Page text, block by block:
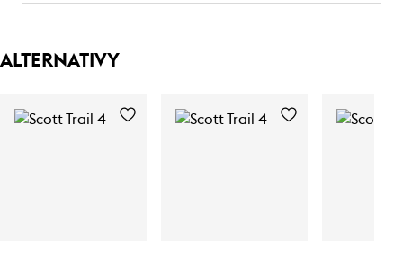
ALTERNATIVY